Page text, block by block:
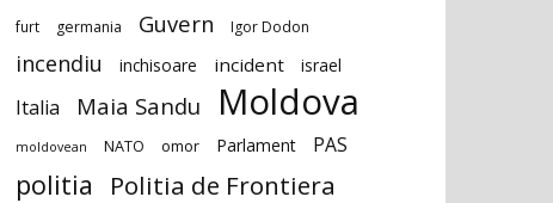
furt germania Guvern Igor Dodon
incendiu inchisoare incident israel
Italia Maia Sandu Moldova
moldovean NATO omor Parlament PAS
politia Politia de Frontiera